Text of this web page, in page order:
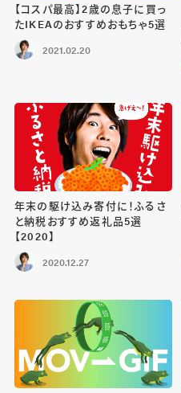
【コスパ最高】2歳の息子に買っ
たIKEAのおすすめおもちゃ5選
2021.02.20
年末の駆け込み寄付に！ふるさ
と納税おすすめ返礼品5選
【2020】
2020.12.27